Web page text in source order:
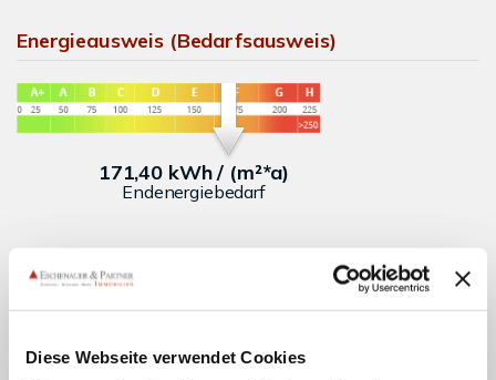
Diese Webseite verwendet Cookies
Energieausweis (Bedarfsausweis)
171,40 kWh / (m²*a)
Endenergiebedarf
Weitere Informationen
Wesentlicher Energieträger
GAS